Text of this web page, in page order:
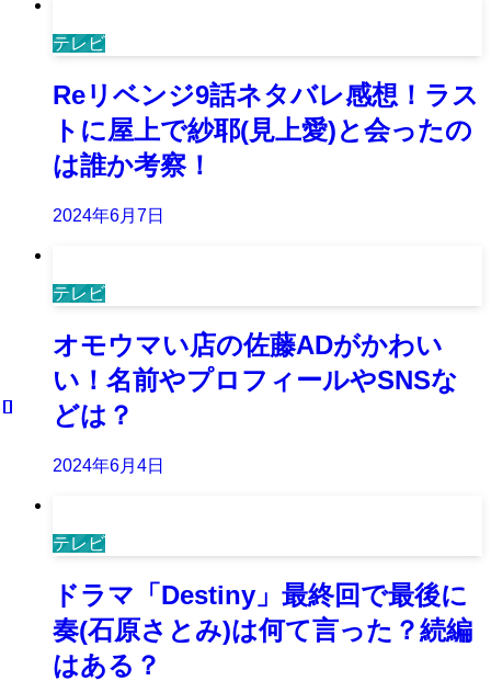
テレビ
Reリベンジ9話ネタバレ感想！ラス
トに屋上で紗耶(見上愛)と会ったの
は誰か考察！
2024年6月7日
テレビ
オモウマい店の佐藤ADがかわい
い！名前やプロフィールやSNSな
どは？
2024年6月4日
テレビ
ドラマ「Destiny」最終回で最後に
奏(石原さとみ)は何て言った？続編
はある？